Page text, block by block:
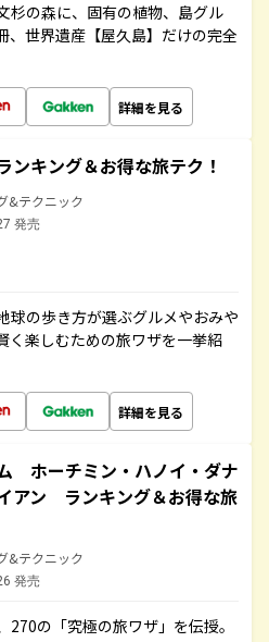
杉の森に、固有の植物、島グル
、世界遺産【屋久島】だけの完全
詳細を見る
キング＆お得な旅テク！
&テクニック
発売
球の歩き方が選ぶグルメやおみや
く楽しむための旅ワザを一挙紹
詳細を見る
ホーチミン・ハノイ・ダナ
アン ランキング＆お得な旅
&テクニック
発売
の「究極の旅ワザ」を伝授。